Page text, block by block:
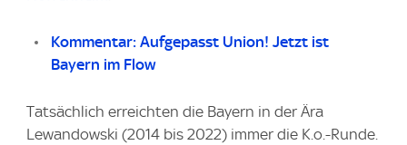
Kommentar: Aufgepasst Union! Jetzt ist
Bayern im Flow
Tatsächlich erreichten die Bayern in der Ära
Lewandowski (2014 bis 2022) immer die K.o.-Runde.